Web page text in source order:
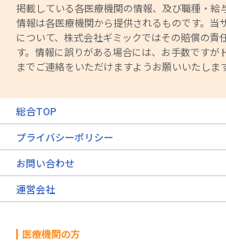
掲載している各医療機関の情報、及び職種・給
情報は各医療機関から提供されるものです。当
について、株式会社ギミックではその賠償の責
す。情報に誤りがある場合には、お手数ですが
までご連絡をいただけますようお願いいたします
総合TOP
プライバシーポリシー
お問い合わせ
運営会社
医療機関の方